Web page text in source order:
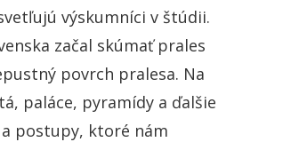
výskumníci v štúdii.
začal skúmať prales
povrch pralesa. Na
paláce, pyramídy a ďalšie
postupy, ktoré nám